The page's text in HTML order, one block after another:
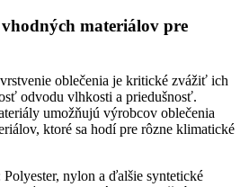
materiálov pre
oblečenia je kritické zvážiť ich
odvodu vlhkosti a priedušnosť.
umožňujú výrobcov oblečenia
ktoré sa hodí pre rôzne klimatické
Polyester, nylon a ďalšie syntetické